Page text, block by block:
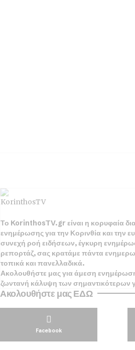
Το KorinthosTV.gr είναι η κορυφαία
ενημέρωσης για την Κορινθία και την
συνεχή ροή ειδήσεων, έγκυρη
ρεπορτάζ, σας κρατάμε πάντα
τοπικά και πανελλαδικά.
Ακολουθήστε μας για άμεση
ζωντανή κάλυψη των σημαντικότερων
Ακολουθήστε μας ΕΔΩ
Facebook